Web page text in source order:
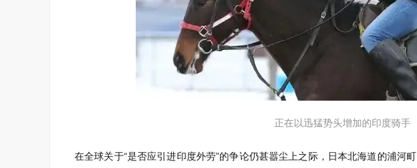
正在以迅猛势头增加的印度骑手
在全球关于“是否应引进印度外劳”的争论仍甚嚣尘上之际，日本北海道的浦河